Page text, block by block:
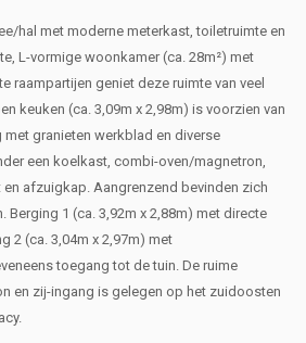
hal met moderne meterkast, toiletruimte en
L-vormige woonkamer (ca. 28m²) met
raampartijen geniet deze ruimte van veel
keuken (ca. 3,09m x 2,98m) is voorzien van
granieten werkblad en diverse
een koelkast, combi-oven/magnetron,
afzuigkap. Aangrenzend bevinden zich
Berging 1 (ca. 3,92m x 2,88m) met directe
2 (ca. 3,04m x 2,97m) met
toegang tot de tuin. De ruime
en zij-ingang is gelegen op het zuidoosten